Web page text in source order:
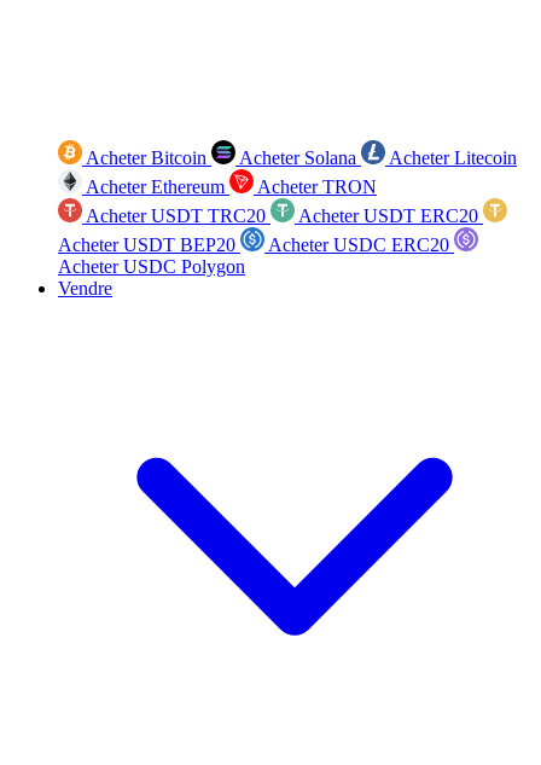
Acheter Bitcoin Acheter Solana
Acheter Litecoin
Acheter Ethereum
Acheter TRON
Acheter USDT TRC20
Acheter USDT ERC20
Acheter USDT BEP20
Acheter USDC ERC20
Acheter USDC Polygon
Vendre